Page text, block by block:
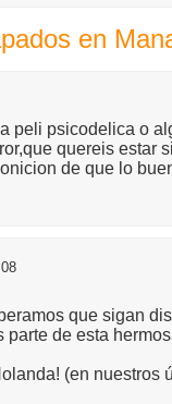
en
peli psicodelica o
quereis estar
de que lo
que sigan
parte de esta
(en nuestros